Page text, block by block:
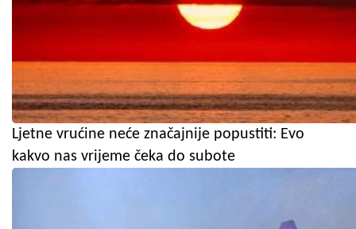
Ljetne vrućine neće značajnije popustiti: Evo
kakvo nas vrijeme čeka do subote